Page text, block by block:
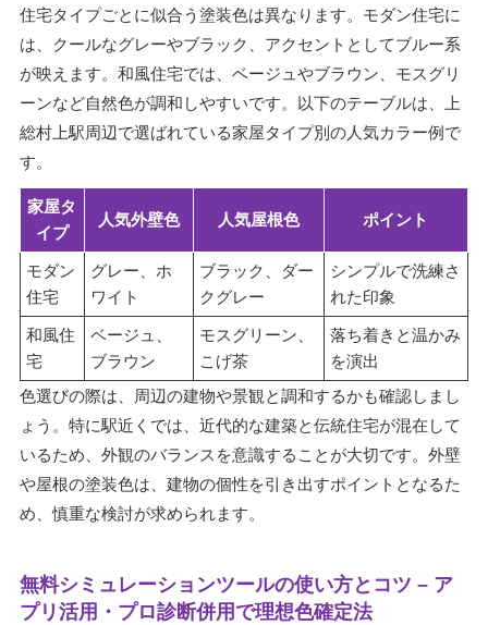
住宅タイプごとに似合う塗装色は異なります。モダン住宅に
は、クールなグレーやブラック、アクセントとしてブルー系
が映えます。和風住宅では、ベージュやブラウン、モスグリ
ーンなど自然色が調和しやすいです。以下のテーブルは、上
総村上駅周辺で選ばれている家屋タイプ別の人気カラー例で
す。
家屋タ
イプ
人気外壁色 人気屋根色 ポイント
モダン
住宅
グレー、ホ
ワイト
ブラック、ダー
クグレー
シンプルで洗練さ
れた印象
和風住
宅
ベージュ、
ブラウン
モスグリーン、
こげ茶
落ち着きと温かみ
を演出
色選びの際は、周辺の建物や景観と調和するかも確認しまし
ょう。特に駅近くでは、近代的な建築と伝統住宅が混在して
いるため、外観のバランスを意識することが大切です。外壁
や屋根の塗装色は、建物の個性を引き出すポイントとなるた
め、慎重な検討が求められます。
無料シミュレーションツールの使い方とコツ – ア
プリ活用・プロ診断併用で理想色確定法